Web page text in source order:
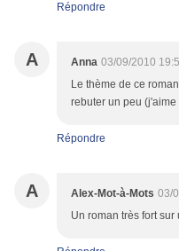
Répondre
A Anna 03/09/2010
Le thème de ce
rebuter un peu
Répondre
A Alex-Mot-à-Mots 03/
Un roman très fort